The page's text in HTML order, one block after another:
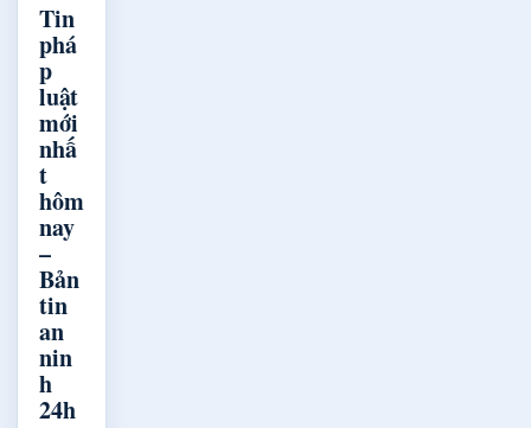
Tin
phá
p
luật
mới
nhấ
t
hôm
nay
–
Bản
tin
an
nin
h
24h